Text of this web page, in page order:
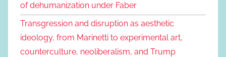
of dehumanization under Faber
Transgression and disruption as aesthetic
ideology, from Marinetti to experimental art,
counterculture, neoliberalism, and Trump